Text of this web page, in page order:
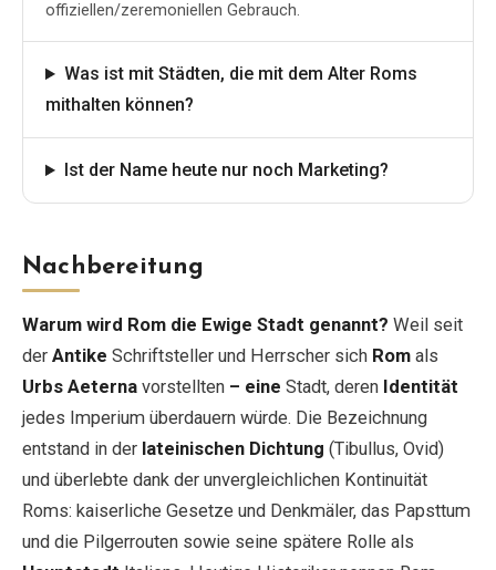
offiziellen/zeremoniellen Gebrauch.
Was ist mit Städten, die mit dem Alter Roms
mithalten können?
Ist der Name heute nur noch Marketing?
Nachbereitung
Warum wird Rom die Ewige Stadt genannt? Weil seit
der Antike Schriftsteller und Herrscher sich Rom als
Urbs Aeterna vorstellten – eine Stadt, deren Identität
jedes Imperium überdauern würde. Die Bezeichnung
entstand in der lateinischen Dichtung (Tibullus, Ovid)
und überlebte dank der unvergleichlichen Kontinuität
Roms: kaiserliche Gesetze und Denkmäler, das Papsttum
und die Pilgerrouten sowie seine spätere Rolle als